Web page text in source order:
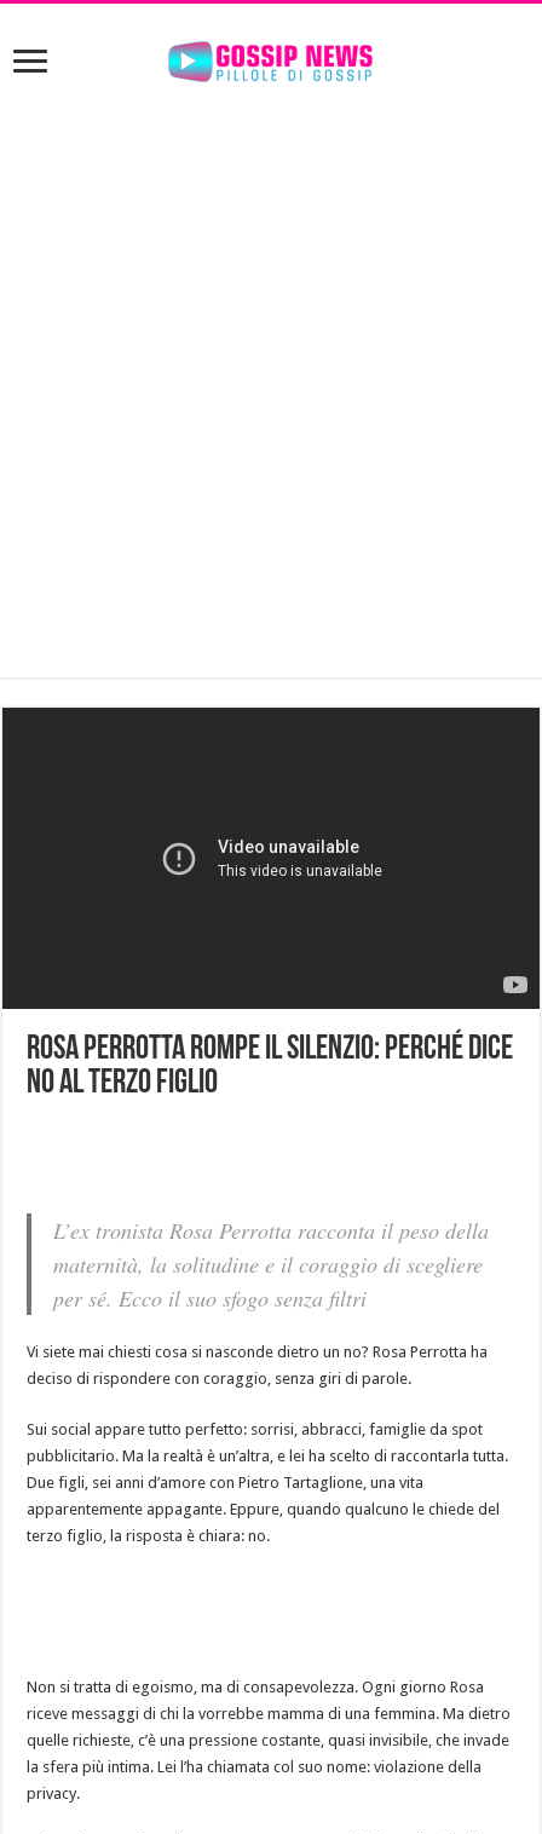
Rosa Perrotta rompe il silenzio: perché dice
no al terzo figlio
L’ex tronista Rosa Perrotta racconta il peso della
maternità, la solitudine e il coraggio di scegliere
per sé. Ecco il suo sfogo senza filtri
Vi siete mai chiesti cosa si nasconde dietro un no? Rosa Perrotta ha
deciso di rispondere con coraggio, senza giri di parole.
Sui social appare tutto perfetto: sorrisi, abbracci, famiglie da spot
pubblicitario. Ma la realtà è un’altra, e lei ha scelto di raccontarla tutta.
Due figli, sei anni d’amore con Pietro Tartaglione, una vita
apparentemente appagante. Eppure, quando qualcuno le chiede del
terzo figlio, la risposta è chiara: no.
Non si tratta di egoismo, ma di consapevolezza. Ogni giorno Rosa
riceve messaggi di chi la vorrebbe mamma di una femmina. Ma dietro
quelle richieste, c’è una pressione costante, quasi invisibile, che invade
la sfera più intima. Lei l’ha chiamata col suo nome: violazione della
privacy.